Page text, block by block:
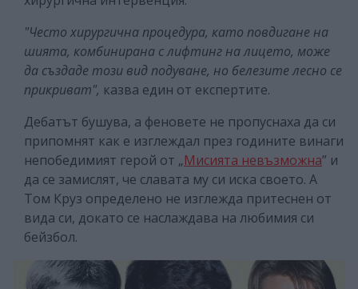
"Често хирургична процедура, като повдигане на
шията, комбинирана с лифтинг на лицето, може
да създаде този вид подуване, но белезите лесно се
прикриват", казва един от експертите.
Дебатът бушува, а феновете не пропуснаха да си
припомнят как е изглеждал през годините винаги
непобедимият герой от „Мисията невъзможна” и
да се замислят, че славата му си иска своето. А
Том Круз определено не изглежда притеснен от
вида си, докато се наслаждава на любимия си
бейзбол.